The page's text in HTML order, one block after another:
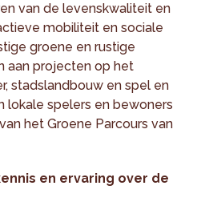
van de levenskwaliteit en
mobiliteit en sociale
groene en rustige
aan projecten op het
stadslandbouw en spel en
lokale spelers en bewoners
het Groene Parcours van
en ervaring over de